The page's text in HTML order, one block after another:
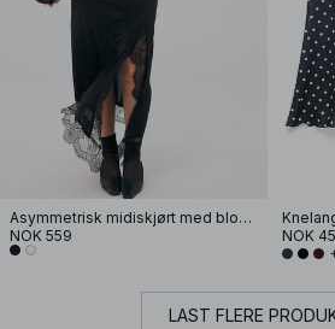
Asymmetrisk midiskjørt med blonder
NOK 559
NOK
LAST FLERE